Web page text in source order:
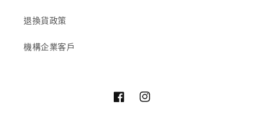
退換貨政策
機構企業客戶
FacebookInstagram